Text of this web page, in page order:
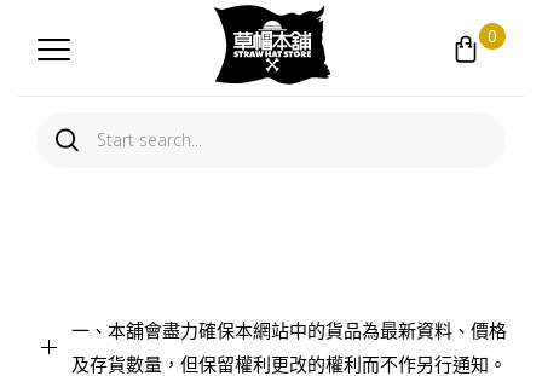
0
一、本舖會盡力確保本網站中的貨品為最新資料、價格
及存貨數量，但保留權利更改的權利而不作另行通知。